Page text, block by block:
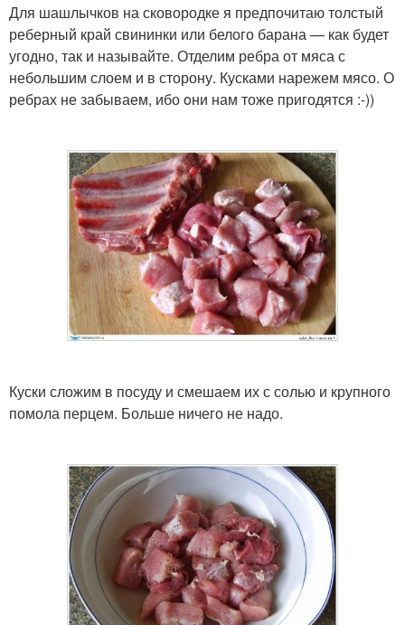
Для шашлычков на сковородке я предпочитаю толстый
реберный край свининки или белого барана — как будет
угодно, так и называйте. Отделим ребра от мяса с
небольшим слоем и в сторону. Кусками нарежем мясо. О
ребрах не забываем, ибо oни нам тоже пригодятся :-))
Куски сложим в посуду и смешаем их с солью и крупного
помола перцем. Больше ничего не надо.